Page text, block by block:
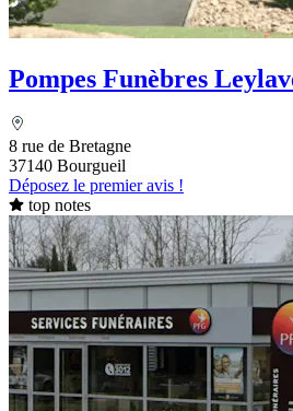
Pompes Funèbres
8 rue de Bretagne
37140 Bourgueil
Déposez le premier avis !
top notes